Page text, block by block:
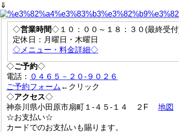
⇓
◇営業時間◇１０：００～１８：３０(最終受
定休日：月曜日・木曜日
◇メニュー・料金詳細◇
◇ご予約◇
電話： ０４６５－２０-９０２６
ご予約フォーム ←クリック
◇アクセス◇
神奈川県小田原市扇町１-４５-１４ ２F 地図
☆お支払い☆
カードでのお支払いも賜ります。